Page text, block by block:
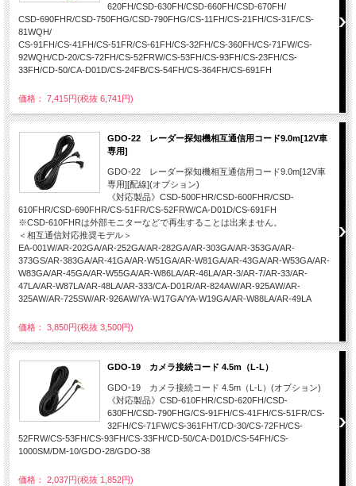
620FH/CSD-630FH/CSD-660FH/CSD-670FH/
CSD-690FHR/CSD-750FHG/CSD-790FHG/CS-11FH/CS-21FH/CS-31F/CS-
81WQH/
CS-91FH/CS-41FH/CS-51FR/CS-61FH/CS-32FH/CS-360FH/CS-71FW/CS-
92WQH/CD-20/CS-72FH/CS-52FRW/CS-53FH/CS-93FH/CS-23FH/CS-
33FH/CD-50/CA-D01D/CS-24FB/CS-54FH/CS-364FH/CS-691FH
価格： 7,415円(税抜 6,741円)
GDO-22 レーダー探知機相互通信用コード9.0m[12V車
専用]
GDO-22 レーダー探知機相互通信用コード9.0m[12V車
専用][配線](オプション)
《対応製品》CSD-500FHR/CSD-600FHR/CSD-
610FHR/CSD-690FHR/CS-51FR/CS-52FRW/CA-D01D/CS-691FH
※CSD-610FHRは外部モニターなどで再生することは出来ません。
＜相互通信対応推奨モデル＞
EA-001W/AR-202GA/AR-252GA/AR-282GA/AR-303GA/AR-353GA/AR-
373GS/AR-383GA/AR-41GA/AR-W51GA/AR-W81GA/AR-43GA/AR-W53GA/AR-
W83GA/AR-45GA/AR-W55GA/AR-W86LA/AR-46LA/AR-3/AR-7/AR-33/AR-
47LA/AR-W87LA/AR-48LA/AR-333/CA-D01R/AR-824AW/AR-925AW/AR-
325AW/AR-725SW/AR-926AW/YA-W17GA/YA-W19GA/AR-W88LA/AR-49LA
価格： 3,850円(税抜 3,500円)
GDO-19 カメラ接続コード 4.5m（L-L）
GDO-19 カメラ接続コード 4.5m（L-L）(オプション)
《対応製品》CSD-610FHR/CSD-620FH/CSD-
630FH/CSD-790FHG/CS-91FH/CS-41FH/CS-51FR/CS-
32FH/CS-71FW/CS-361FHT/CD-30/CS-72FH/CS-
52FRW/CS-53FH/CS-93FH/CS-33FH/CD-50/CA-D01D/CS-54FH/CS-
1000SM/DM-10/GDO-28/GDO-38
価格： 2,037円(税抜 1,852円)